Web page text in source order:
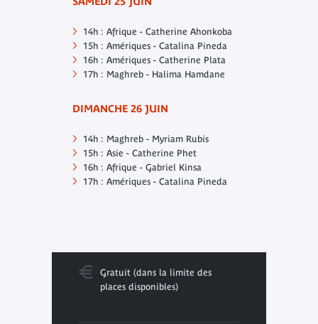
14h : Afrique - Catherine Ahonkoba
15h : Amériques - Catalina Pineda
16h : Amériques - Catherine Plata
17h : Maghreb - Halima Hamdane
DIMANCHE 26 JUIN
14h : Maghreb - Myriam Rubis
15h : Asie - Catherine Phet
16h : Afrique - Gabriel Kinsa
17h : Amériques - Catalina Pineda
Gratuit (dans la limite des
places disponibles)